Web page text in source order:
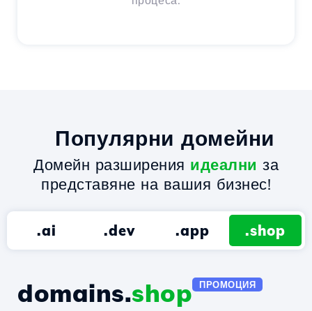
Популярни домейни
Домейн разширения идеални за
представяне на вашия бизнес!
.ai .dev .app .shop
domains.shop ПРОМОЦИЯ